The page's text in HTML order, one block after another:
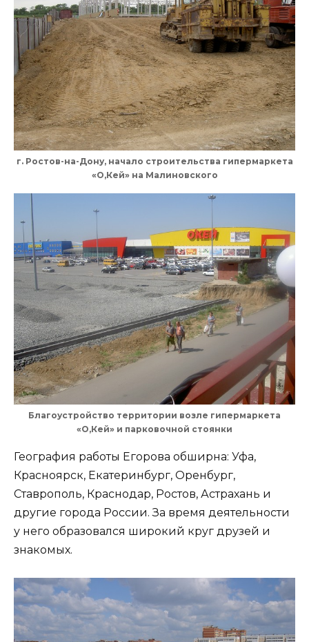
г. Ростов-на-Дону, начало строительства гипермаркета
«О,Кей» на Малиновского
Благоустройство территории возле гипермаркета
«О,Кей» и парковочной стоянки
География работы Егорова обширна: Уфа,
Красноярск, Екатеринбург, Оренбург,
Ставрополь, Краснодар, Ростов, Астрахань и
другие города России. За время деятельности
у него образовался широкий круг друзей и
знакомых.